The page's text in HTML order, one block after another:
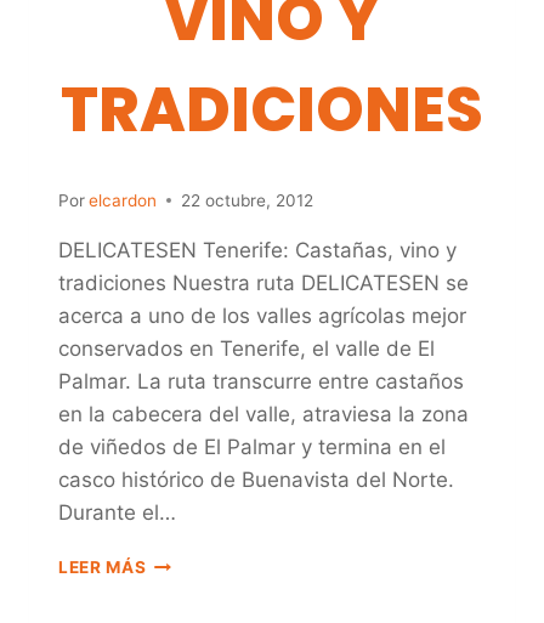
VINO Y
TRADICIONES
Porelcardon 22 octubre, 2012
DELICATESEN Tenerife: Castañas, vino y
tradiciones Nuestra ruta DELICATESEN se
acerca a uno de los valles agrícolas mejor
conservados en Tenerife, el valle de El
Palmar. La ruta transcurre entre castaños
en la cabecera del valle, atraviesa la zona
de viñedos de El Palmar y termina en el
casco histórico de Buenavista del Norte.
Durante el…
LEER MÁS CASTAÑAS,